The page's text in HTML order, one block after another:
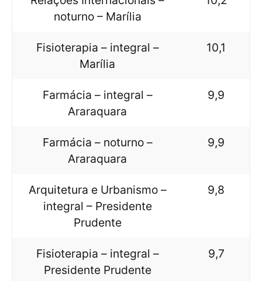
noturno – Marília
Fisioterapia – integral –
Marília
10,1
Farmácia – integral –
Araraquara
9,9
Farmácia – noturno –
Araraquara
9,9
Arquitetura e Urbanismo –
integral – Presidente
Prudente
9,8
Fisioterapia – integral –
Presidente Prudente
9,7